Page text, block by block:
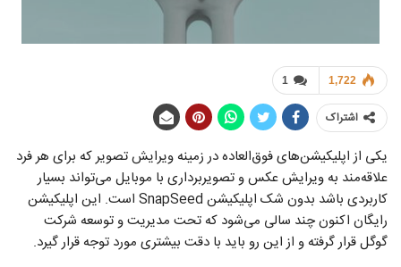
1 1,722
اشتراک
یکی از اپلیکیشن‌های فوق‌العاده در زمینه ویرایش تصویر که برای هر فرد
علاقه‌مند به ویرایش عکس و تصویربرداری با موبایل می‌تواند بسیار
کاربردی باشد بدون شک اپلیکیشن SnapSeed است. این اپلیکیشن
رایگان اکنون چند سالی می‌شود که تحت مدیریت و توسعه شرکت
گوگل قرار گرفته و از این رو باید با دقت بیشتری مورد توجه قرار گیرد.